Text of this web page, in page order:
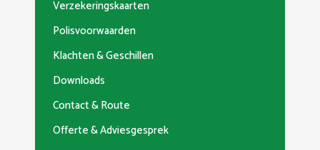
Verzekeringskaarten
Polisvoorwaarden
Klachten & Geschillen
Downloads
Contact & Route
Offerte & Adviesgesprek